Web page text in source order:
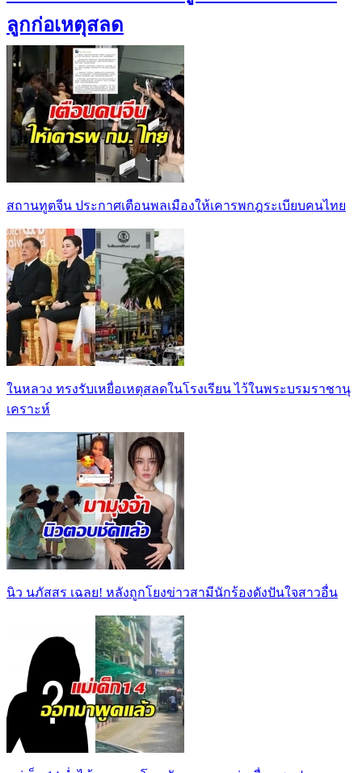
ลูกก่อเหตุสลด
สถานทูตจีน ประกาศเตือนพลเมืองให้เคารพกฎระเบียบคนไทย
ในหลวง ทรงรับเหยื่อเหตุสลดในโรงเรียน ไว้ในพระบรมราชานุ
เคราะห์
นิว นภัสสร เฉลย! หลังถูกโยงข่าวสามีนักร้องดังปันใจสาวอื่น